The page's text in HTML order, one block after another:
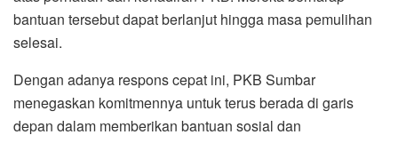
bantuan tersebut dapat berlanjut hingga masa pemulihan
selesai.
Dengan adanya respons cepat ini, PKB Sumbar
menegaskan komitmennya untuk terus berada di garis
depan dalam memberikan bantuan sosial dan